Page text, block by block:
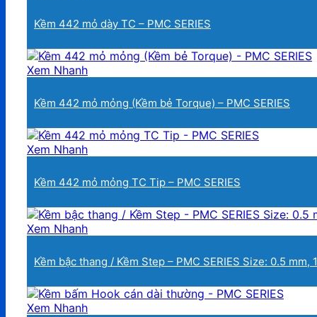
Kềm 442 mỏ dày TC – PMC SERIES
Xem Nhanh
Kềm 442 mỏ mỏng (Kềm bẻ Torque) – PMC SERIES
Xem Nhanh
Kềm 442 mỏ mỏng TC Tip – PMC SERIES
Xem Nhanh
Kềm bậc thang / Kềm Step – PMC SERIES Size: 0.5 mm,
Xem Nhanh